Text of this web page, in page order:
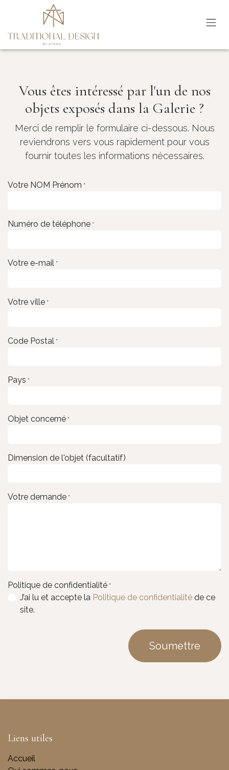
Se rendre au contenu
Vous êtes intéressé par l'un de nos
objets exposés dans la Galerie ?
Merci de remplir le formulaire ci-dessous. Nous
reviendrons vers vous rapidement pour vous
fournir toutes les informations nécessaires.
Votre NOM Prénom *
Numéro de téléphone *
Votre e-mail *
Votre ville *
Code Postal *
Pays *
Objet concerné *
Dimension de l'objet (facultatif)
Votre demande *
Politique de confidentialité *
J’ai lu et accepte la Politique de confidentialité de ce
site.
Soumettre
Liens utiles
Accueil